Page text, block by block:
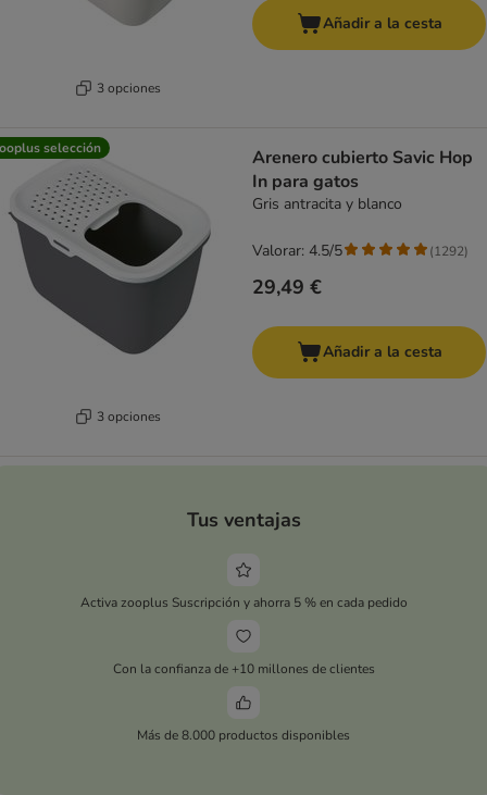
3 opciones
Añadir a la cesta
selección
3 opciones
Arenero cubierto Savic Hop
In para gatos
Gris antracita y blanco
29,49 €
Valorar: 4.5/5 (1292)
Añadir a la cesta
Tus ventajas
Activa zooplus Suscripción y ahorra 5 % en cada pedido
Con la confianza de +10 millones de clientes
Más de 8.000 productos disponibles